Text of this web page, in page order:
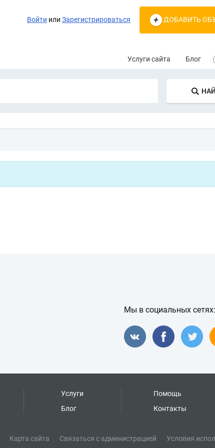
Войти или Зарегистрироваться ДОБАВИТЬ
Услуги сайта Блог
Мы в социальных сетях:
Услуги
Блог
Помощь
Контакты
Карта сайта Связаться с администрацией Условия